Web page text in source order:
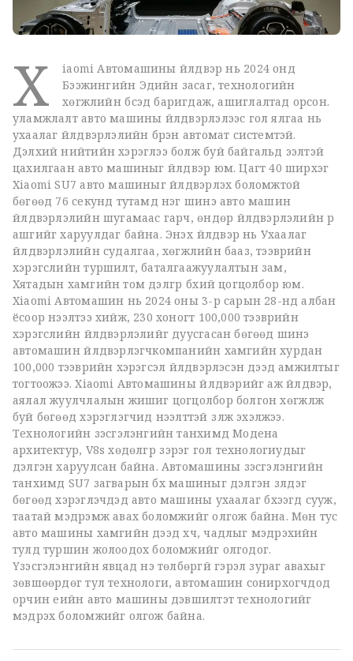
X
iaomi Автомашины үйлдвэр нь 2024 онд
Бээжингийн Эдийн засаг, технологийн
хөгжлийн бүсэд баригдаж, ашиглалтад орсон.
уламжлалт авто машины үйлдвэрлэлээс гол ялгаа нь
ухаалаг үйлдвэрлэлийн бүрэн автомат системтэй.
Дэлхий нийтийн хэрэглээ болж буй байгальд ээлтэй
цахилгаан авто машиныг үйлдвэр юм. Цагт 40 ширхэг
Xiaomi SU7 авто машиныг үйлдвэрлэх боломжтой
бөгөөд 76 секунд тутамд нэг шинэ авто машин
үйлдвэрлэлийн шугамаас гарч, өндөр үйлдвэрлэлийн үр
ашгийг харуулдаг байна. Энэхүү үйлдвэр нь Ухаалаг
үйлдвэрлэлийн судалгаа, хөгжлийн бааз, тээврийн
хэрэгслийн туршилт, баталгаажуулалтын зам,
Хятадын хамгийн том дэлгүүр бүхий цогцолбор юм.
Xiaomi Автомашин нь 2024 оны 3-р сарын 28-нд албан
ёсоор нээлтээ хийж, 230 хоногт 100,000 тээврийн
хэрэгслийн үйлдвэрлэлийг дуусгасан бөгөөд шинэ
автомашин үйлдвэрлэгчкомпанийн хамгийн хурдан
100,000 тээврийн хэрэгсэл үйлдвэрлэсэн дээд амжилтыг
тогтоожээ. Xiaomi Автомашины үйлдвэрийг аж үйлдвэр,
аялал жуулчлалын жишиг цогцолбор болгон хөгжүүлж
буй бөгөөд хэрэглэгчид нээлттэй үзүүлж эхэлжээ.
Технологийн үзэсгэлэнгийн танхимд Модена
архитектур, V8s хөдөлгүүр зэрэг гол технологиудыг
дэлгэн харуулсан байна. Автомашины үзэсгэлэнгийн
танхимд SU7 загварын бүх машиныг дэлгэн үзүүлдэг
бөгөөд хэрэглэчдэд авто машины ухаалаг бүхээгд сууж,
таатай мэдрэмж авах боломжийг олгож байна. Мөн тус
авто машины хамгийн дээд хүч, чадлыг мэдрэхийн
тулд туршин жолоодох боломжийг олгодог.
Үзэсгэлэнгийн явцад үнэ төлбөргүй гэрэл зураг авахыг
зөвшөөрдөг тул технологи, автомашин сонирхогчдод
орчин үеийн авто машины дэвшилтэт технологийг
мэдрэх боломжийг олгож байна.